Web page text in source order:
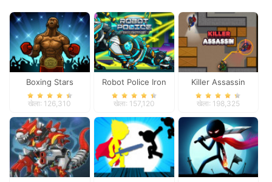
Boxing Stars
खेला: 126,310
Robot Police Iron
Panther
खेला: 157,120
Killer Assassin
खेला: 198,325